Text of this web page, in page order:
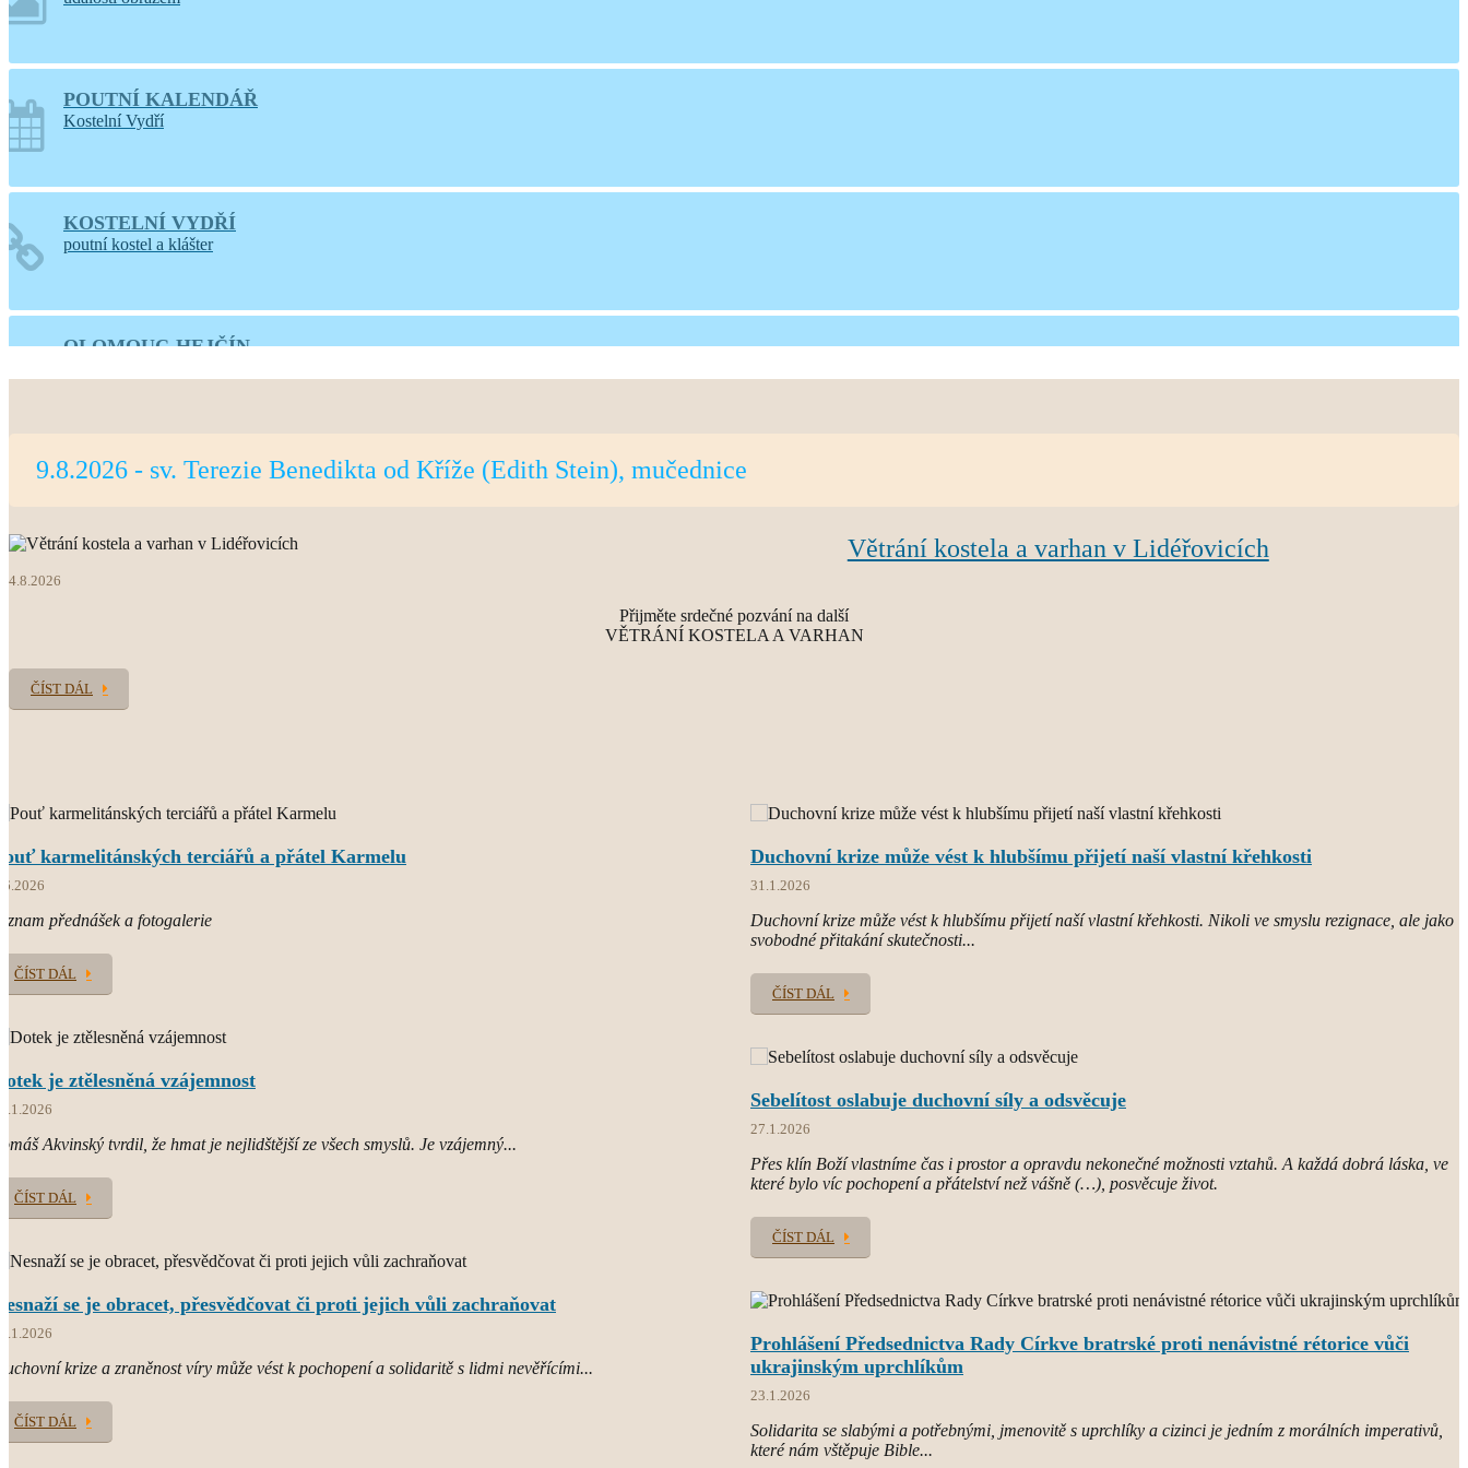
POUTNÍ KALENDÁŘ
Kostelní Vydří
KOSTELNÍ VYDŘÍ
poutní kostel a klášter
OLOMOUC-HEJČÍN
PRAHA-LIBOC
9.8.2026 - sv. Terezie Benedikta od Kříže (Edith Stein), mučednice
Větrání kostela a varhan v Lidéřovicích
4.8.2026
Přijměte srdečné pozvání na další
VĚTRÁNÍ KOSTELA A VARHAN
ČÍST DÁL
karmelitánských terciářů a přátel Karmelu
přednášek a fotogalerie
ČÍST DÁL
je ztělesněná vzájemnost
Akvinský tvrdil, že hmat je nejlidštější ze všech smyslů. Je vzájemný...
ČÍST DÁL
se je obracet, přesvědčovat či proti jejich vůli zachraňovat
krize a zraněnost víry může vést k pochopení a solidaritě s lidmi nevěřícími...
ČÍST DÁL
Duchovní krize může vést k hlubšímu přijetí naší vlastní křehkosti
31.1.2026
Duchovní krize může vést k hlubšímu přijetí naší vlastní křehkosti. Nikoli ve smyslu rezignace, ale jako
svobodné přitakání skutečnosti...
ČÍST DÁL
Sebelítost oslabuje duchovní síly a odsvěcuje
27.1.2026
Přes klín Boží vlastníme čas i prostor a opravdu nekonečné možnosti vztahů. A každá dobrá láska, ve
které bylo víc pochopení a přátelství než vášně (…), posvěcuje život.
ČÍST DÁL
Prohlášení Předsednictva Rady Církve bratrské proti nenávistné rétorice vůči
ukrajinským uprchlíkům
23.1.2026
Solidarita se slabými a potřebnými, jmenovitě s uprchlíky a cizinci je jedním z morálních imperativů,
které nám vštěpuje Bible...